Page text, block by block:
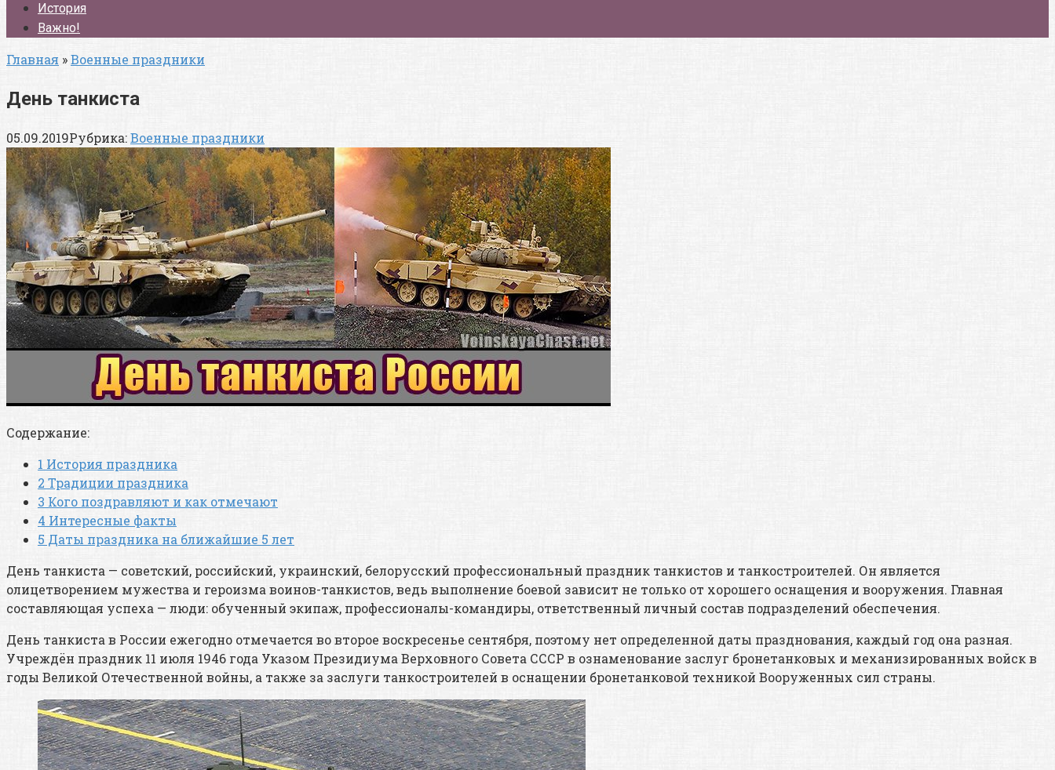
История
Важно!
Главная »Военные праздники
День танкиста
05.09.2019Рубрика:Военные праздники
Содержание:
1 История праздника
2 Традиции праздника
3 Кого поздравляют и как отмечают
4 Интересные факты
5 Даты праздника на ближайшие 5 лет
День танкиста — советский, российский, украинский, белорусский профессиональный праздник танкистов и танкостроителей. Он является
олицетворением мужества и героизма воинов-танкистов, ведь выполнение боевой зависит не только от хорошего оснащения и вооружения. Главная
составляющая успеха — люди: обученный экипаж, профессионалы-командиры, ответственный личный состав подразделений обеспечения.
День танкиста в России ежегодно отмечается во второе воскресенье сентября, поэтому нет определенной даты празднования, каждый год она разная.
Учреждён праздник 11 июля 1946 года Указом Президиума Верховного Совета СССР в ознаменование заслуг бронетанковых и механизированных войск в
годы Великой Отечественной войны, а также за заслуги танкостроителей в оснащении бронетанковой техникой Вооруженных сил страны.